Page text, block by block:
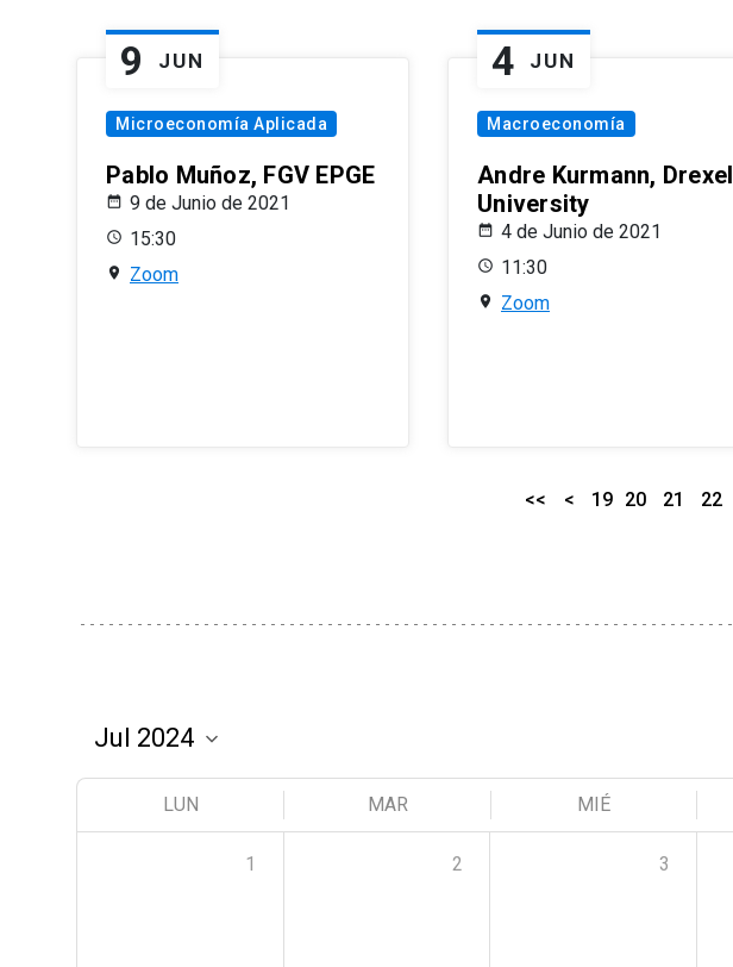
9 JUN
Microeconomía Aplicada
Pablo Muñoz, FGV EPGE
9 de Junio de 2021
15:30
Zoom
4 JUN
Macroeconomía
Andre Kurmann, Drexel
University
4 de Junio de 2021
11:30
Zoom
<< < 19 20 21 22
LUN MAR MIÉ
1 2 3